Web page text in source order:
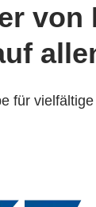
für